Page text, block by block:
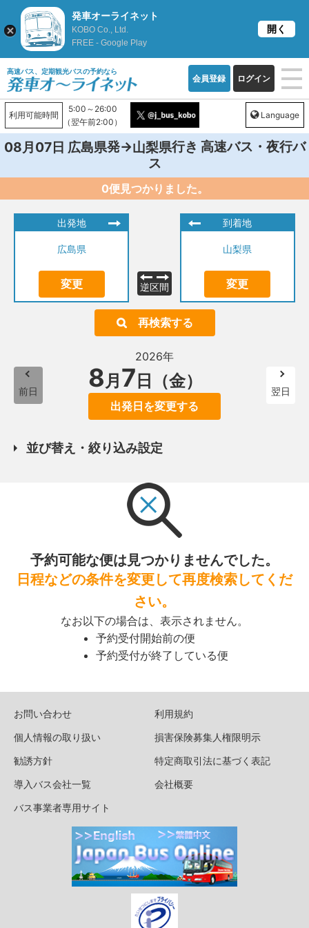
高速バス、定期観光バスの予約なら
会員登録 ログイン
利用可能時間
5:00～26:00
（翌午前2:00）
Language
08月07日 広島県発→山梨県行き 高速バス・夜行バ
ス
0便見つかりました。
出発地
広島県
変更 逆区間
到着地
山梨県
変更
再検索する
前日
2026年
8月 7 日（金）
出発日を変更する
翌日
並び替え・絞り込み設定
予約可能な便は見つかりませんでした。
日程などの条件を変更して再度検索してくだ
さい。
なお以下の場合は、表示されません。
予約受付開始前の便
予約受付が終了している便
お問い合わせ
利用規約
個人情報の取り扱い
損害保険募集人権限明示
勧誘方針
特定商取引法に基づく表記
導入バス会社一覧
会社概要
バス事業者専用サイト
発車オーライネット
KOBO Co., Ltd.
FREE - Google Play
開く